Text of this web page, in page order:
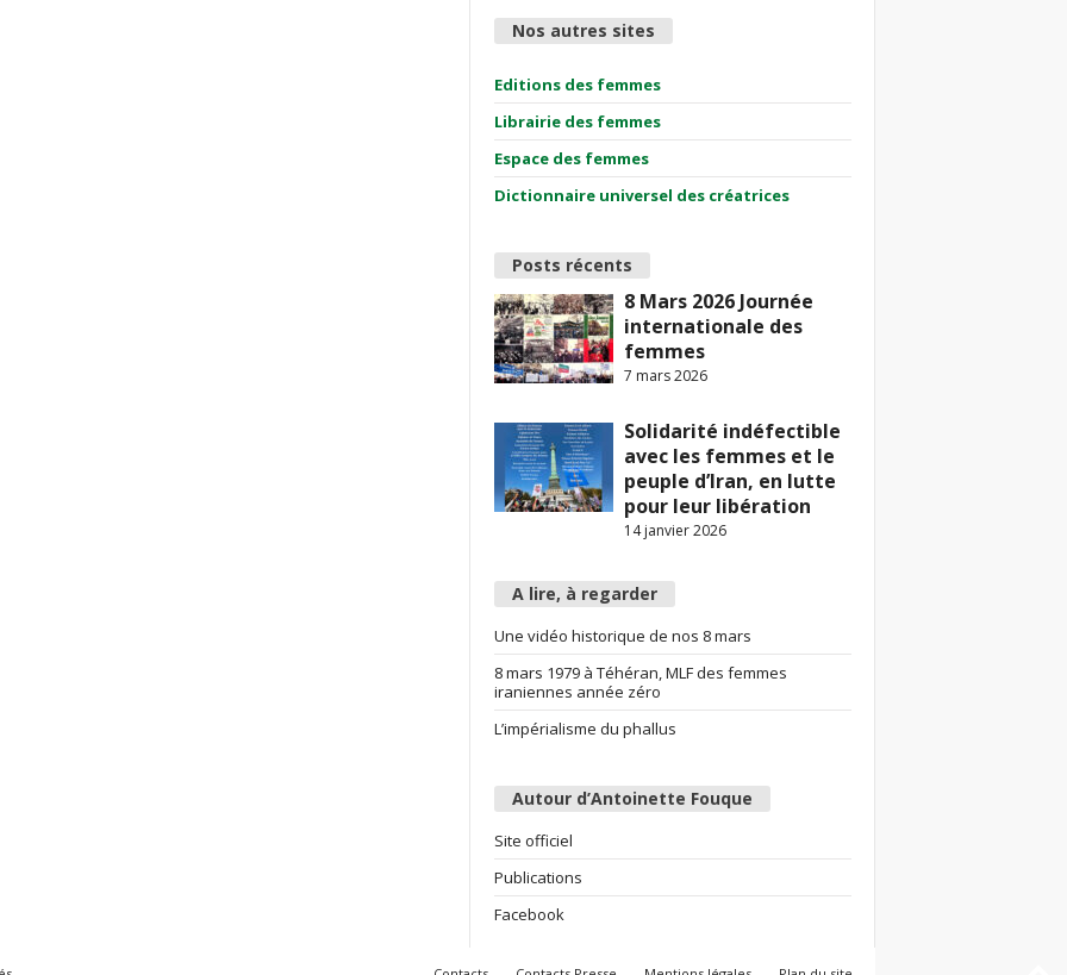
Nos autres sites
Editions des femmes
Librairie des femmes
Espace des femmes
Dictionnaire universel des créatrices
Posts récents
8 Mars 2026 Journée
internationale des
femmes
7 mars 2026
Solidarité indéfectible
avec les femmes et le
peuple d’Iran, en lutte
pour leur libération
14 janvier 2026
A lire, à regarder
Une vidéo historique de nos 8 mars
8 mars 1979 à Téhéran, MLF des femmes
iraniennes année zéro
L’impérialisme du phallus
Autour d’Antoinette Fouque
Site officiel
Publications
Facebook